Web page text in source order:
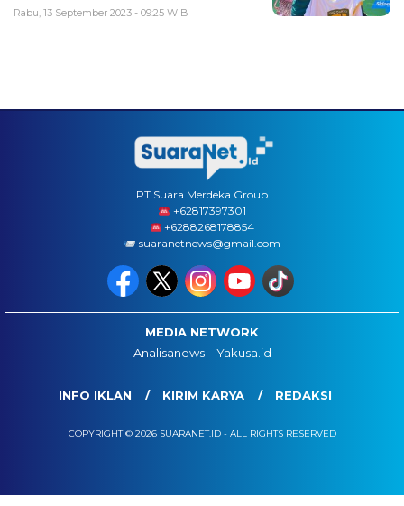
Rabu, 13 September 2023 - 09:25 WIB
PT Suara Merdeka Group
‪+62817397301
+6288268178854
suaranetnews@gmail.com
MEDIA NETWORK
Analisanews
Yakusa.id
INFO IKLAN KIRIM KARYA REDAKSI
COPYRIGHT © 2026 SUARANET.ID - ALL RIGHTS RESERVED